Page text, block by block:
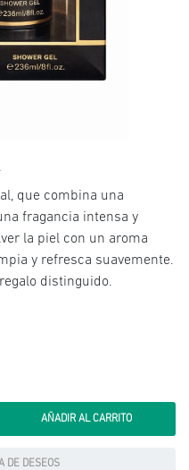
que combina una
fragancia intensa y
la piel con un aroma
y refresca suavemente.
distinguido.
DE DESEOS